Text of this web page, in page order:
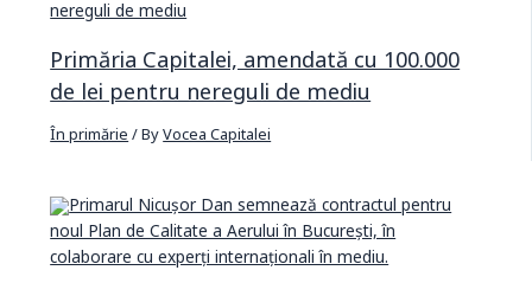
Primăria Capitalei, amendată cu 100.000
de lei pentru nereguli de mediu
În primărie/ ByVocea Capitalei